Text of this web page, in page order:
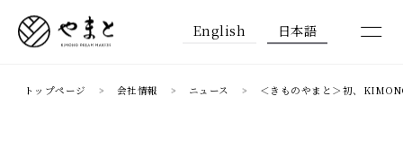
English 日本語
トップページ 会社情報 ニュース ＜きものやまと＞初、